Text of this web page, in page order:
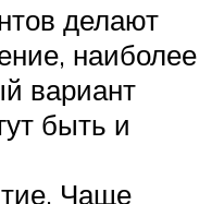
делают
наиболее
вариант
быть и
Чаще